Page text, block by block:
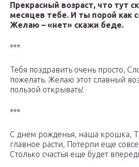
Прекрасный возраст, что тут
месяцев тебе. И ты порой как
Желаю – «нет» скажи беде.
***
Тебя поздравить очень просто,
пожелать. Желаю этот славный
пользой открывать!
***
С днем рожденья, наша крошка,
главное расти, Потерпи еще
Столько счастья еще будет